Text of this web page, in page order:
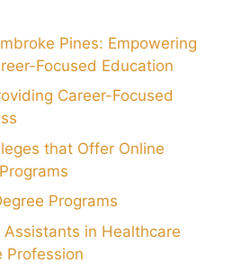
Pines: Empowering
Focused Education
Career-Focused
that Offer Online
Programs
in Healthcare
Profession